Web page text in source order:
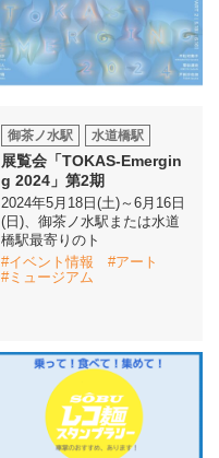
御茶ノ水駅 水道橋駅
展覧会「TOKAS-Emergin
g 2024」第2期
2024年5月18日(土)～6月16日
(日)、御茶ノ水駅または水道
橋駅最寄りのト
#イベント情報
#アート
#ミュージアム